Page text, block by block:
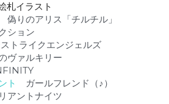
札イラスト
偽りのアリス「チルチル」
ション
トライクエンジェルズ
ヴァルキリー
ト
ガールフレンド（♪）
アントナイツ